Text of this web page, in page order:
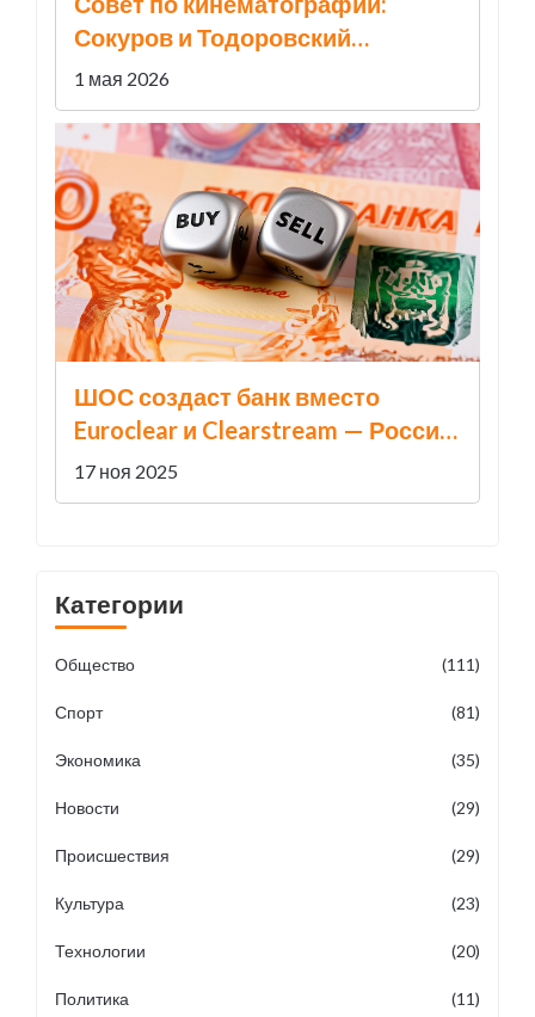
Сокуров и Тодоровский
исключены из состава
1 мая 2026
ШОС создаст банк вместо
Euroclear и Clearstream — Россия
и Китай запускают альтернативу
западной финансовой
17 ноя 2025
Категории
Общество (111)
Спорт (81)
Экономика (35)
Новости (29)
Происшествия (29)
Культура (23)
Технологии (20)
Политика (11)